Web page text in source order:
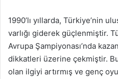
1990’lı yıllarda, Türkiye’nin
varlığı giderek güçlenmiştir.
Avrupa Şampiyonası’nda
dikkatleri üzerine çekmiştir.
olan ilgiyi artırmış ve genç